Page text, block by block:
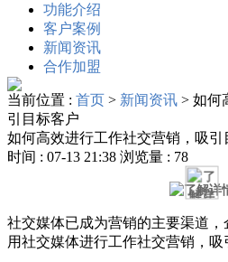
功能介绍
客户案例
新闻资讯
合作加盟
当前位置 : 首页 > 新闻资讯 > 如何
引目标客户
如何高效进行工作社交营销，吸引
时间 : 07-13 21:38 浏览量 : 78
社交媒体已成为营销的主要渠道，
用社交媒体进行工作社交营销，吸